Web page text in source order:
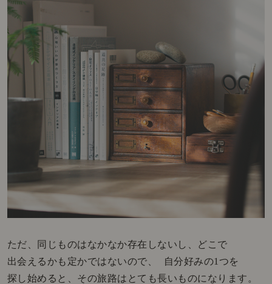
ただ、同じものはなかなか存在しないし、どこで
出会えるかも定かではないので、 自分好みの1つを
探し始めると、その旅路はとても長いものになります。